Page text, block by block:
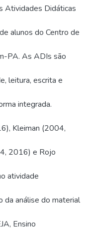
Atividades Didáticas
alunos do Centro de
PA. As ADIs são
leitura, escrita e
integrada.
Kleiman (2004,
2016) e Rojo
atividade
da análise do material
Ensino